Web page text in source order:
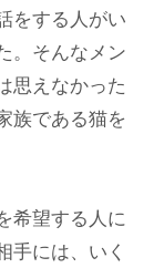
をする人がい
。そんなメン
思えなかった
族である猫を
希望する人に
手には、いく